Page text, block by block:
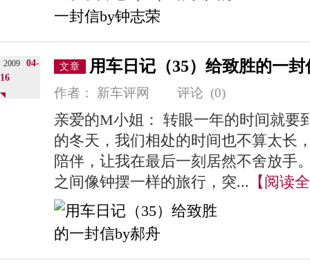
2009
04-
16
文章 用车日记（35）给致胜的一
作者： 新车评网 评论 (0)
亲爱的M小姐： 转眼一年的时间就要
的冬天，我们相处的时间也不算太长
陪伴，让我在最后一刻居然不舍放
之间像钟摆一样的旅行，突... 【阅读